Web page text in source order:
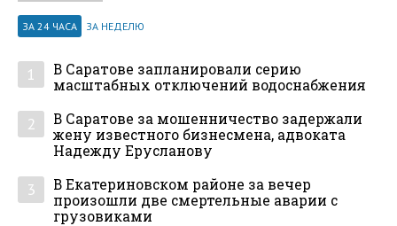
ЗА 24 ЧАСА ЗА НЕДЕЛЮ
1
В Саратове запланировали серию
масштабных отключений водоснабжения
2
В Саратове за мошенничество задержали
жену известного бизнесмена, адвоката
Надежду Ерусланову
3
В Екатериновском районе за вечер
произошли две смертельные аварии с
грузовиками